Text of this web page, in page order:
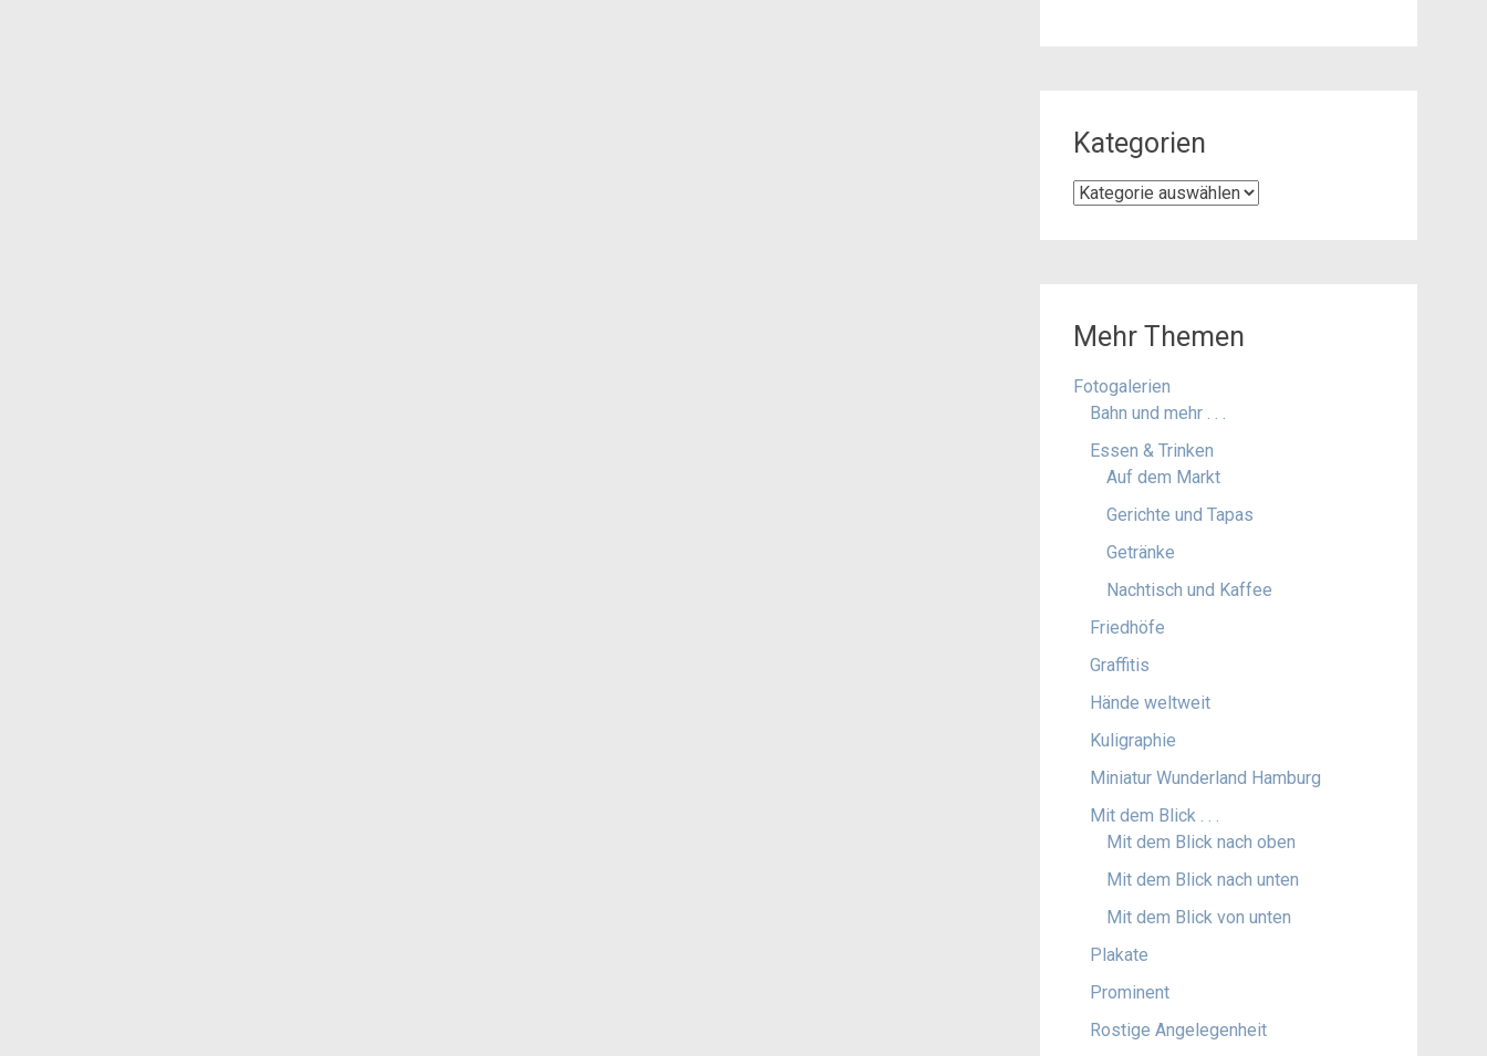
Kategorien
Kategorien
Mehr Themen
Fotogalerien
Bahn und mehr . . .
Essen & Trinken
Auf dem Markt
Gerichte und Tapas
Getränke
Nachtisch und Kaffee
Friedhöfe
Graffitis
Hände weltweit
Kuligraphie
Miniatur Wunderland Hamburg
Mit dem Blick . . .
Mit dem Blick nach oben
Mit dem Blick nach unten
Mit dem Blick von unten
Plakate
Prominent
Rostige Angelegenheit